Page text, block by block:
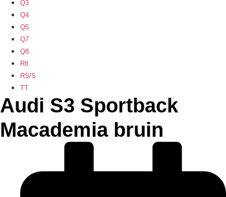
Q3
Q4
Q5
Q7
Q8
R8
RS/S
TT
Audi S3 Sportback
Macademia bruin